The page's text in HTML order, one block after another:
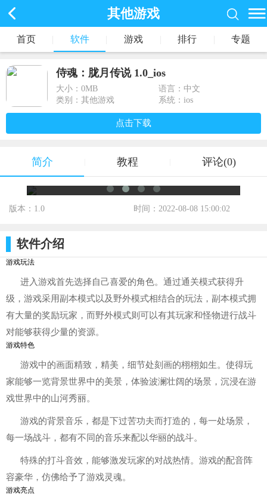
其他游戏
首页 软件 游戏 排行 专题
侍魂：胧月传说 1.0_ios
大小： 0MB
语言：中文
类别：其他游戏
系统：ios
点击下载
简介 教程 评论(0)
版本：1.0 时间：2022-08-08 15:00:02
软件介绍
游戏玩法
进入游戏首先选择自己喜爱的角色。通过通关模式获得升
级，游戏采用副本模式以及野外模式相结合的玩法，副本模式拥
有大量的奖励玩家，而野外模式则可以有其玩家和怪物进行战斗
对能够获得少量的资源。
游戏特色
游戏中的画面精致，精美，细节处刻画的栩栩如生。使得玩
家能够一览背景世界中的美景，体验波澜壮阔的场景，沉浸在游
戏世界中的山河秀丽。
游戏的背景音乐，都是下过苦功夫而打造的，每一处场景，
每一场战斗，都有不同的音乐来配以华丽的战斗。
特殊的打斗音效，能够激发玩家的对战热情。游戏的配音阵
容豪华，仿佛给予了游戏灵魂。
游戏亮点